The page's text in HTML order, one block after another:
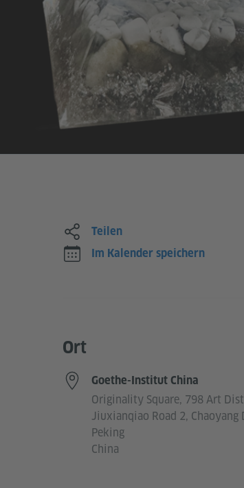
Teilen
Im Kalender speichern
Ort
Goethe-Institut China
Originality Square, 798 Art
Jiuxianqiao Road 2, Chaoyang
Peking
China